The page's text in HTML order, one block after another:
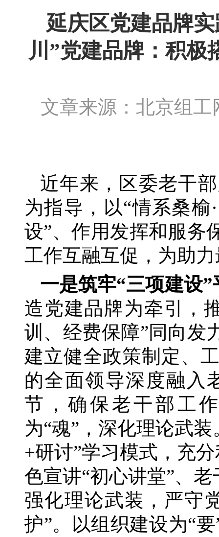
延庆区党建品牌
川”党建品牌：积极
文章来源：北京
近年来，区委老干
为指导，以“情系桑榆
设”、作用发挥和服务
工作互融互促，为助
一是筑牢“三项建设”
造党建品牌为牵引，
训、经费保障”同向发
建立健全政策制定、
的全面领导深度融入
节，确保老干部工
为“魂”，深化理论武
+研讨”学习模式，充
色宣讲“初心讲堂”、
强化理论武装，严守
护”。以组织建设为“